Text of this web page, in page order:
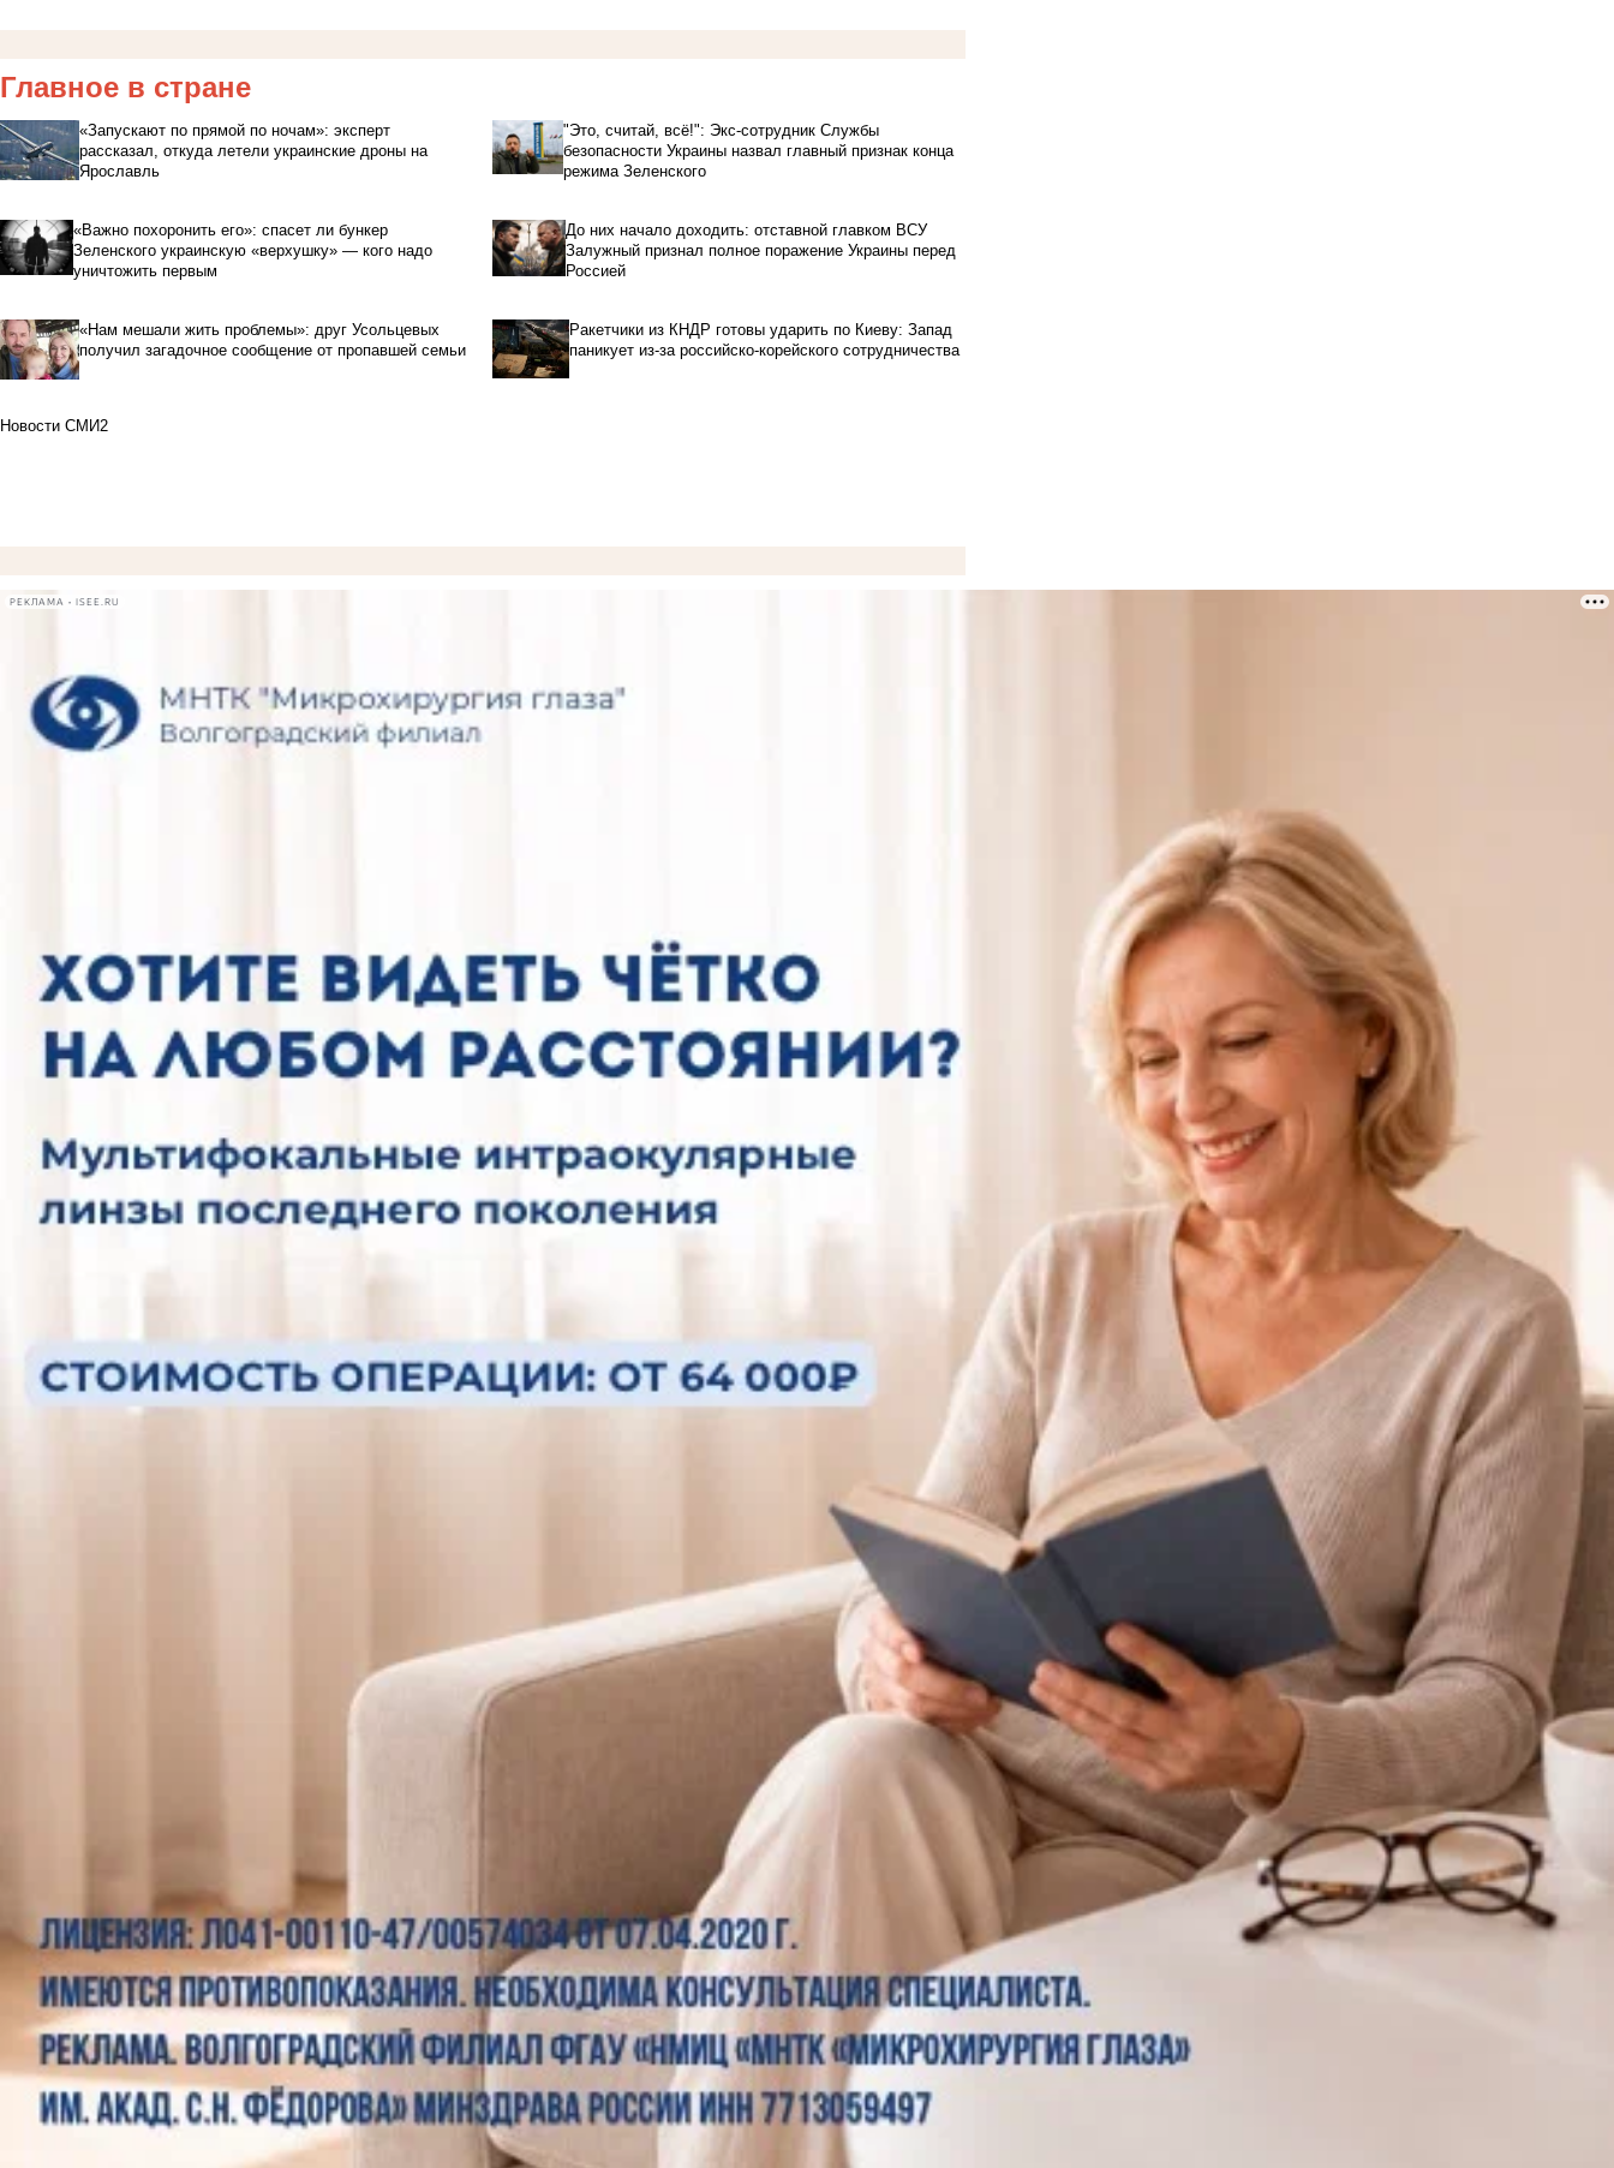
Главное в стране
«Запускают по прямой по ночам»: эксперт
рассказал, откуда летели украинские дроны на
Ярославль
"Это, считай, всё!": Экс-сотрудник Службы
безопасности Украины назвал главный признак конца
режима Зеленского
«Важно похоронить его»: спасет ли бункер
Зеленского украинскую «верхушку» — кого надо
уничтожить первым
До них начало доходить: отставной главком ВСУ
Залужный признал полное поражение Украины перед
Россией
«Нам мешали жить проблемы»: друг Усольцевых
получил загадочное сообщение от пропавшей семьи
Ракетчики из КНДР готовы ударить по Киеву: Запад
паникует из-за российско-корейского сотрудничества
Новости СМИ2
РЕКЛАМА • ISEE.RU